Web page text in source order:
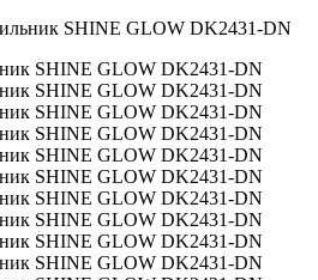
SHINE GLOW DK2431-DN